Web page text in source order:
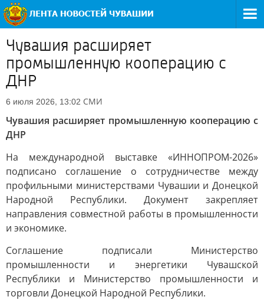
Чувашия расширяет
промышленную кооперацию с
ДНР
6 июля 2026, 13:02 СМИ
Чувашия расширяет промышленную кооперацию с
ДНР
На международной выставке «ИННОПРОМ-2026»
подписано соглашение о сотрудничестве между
профильными министерствами Чувашии и Донецкой
Народной Республики. Документ закрепляет
направления совместной работы в промышленности
и экономике.
Соглашение подписали Министерство
промышленности и энергетики Чувашской
Республики и Министерство промышленности и
торговли Донецкой Народной Республики.